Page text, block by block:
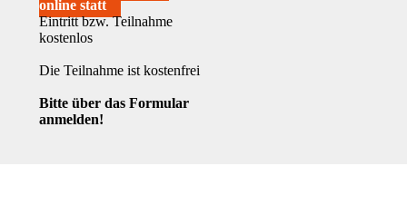
online statt
Eintritt bzw. Teilnahme
kostenlos
Die Teilnahme ist kostenfrei
Bitte über das Formular
anmelden!